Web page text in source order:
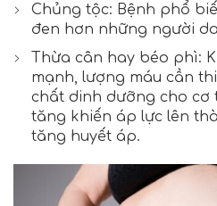
Chủng tộc: Bệnh phổ
đen hơn những người
Thừa cân hay béo phì:
mạnh, lượng máu cần
chất dinh dưỡng cho cơ
tăng khiến áp lực lên
tăng huyết áp.